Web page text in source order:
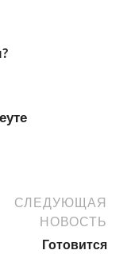
СЛЕДУЮЩАЯ
НОВОСТЬ
Готовится